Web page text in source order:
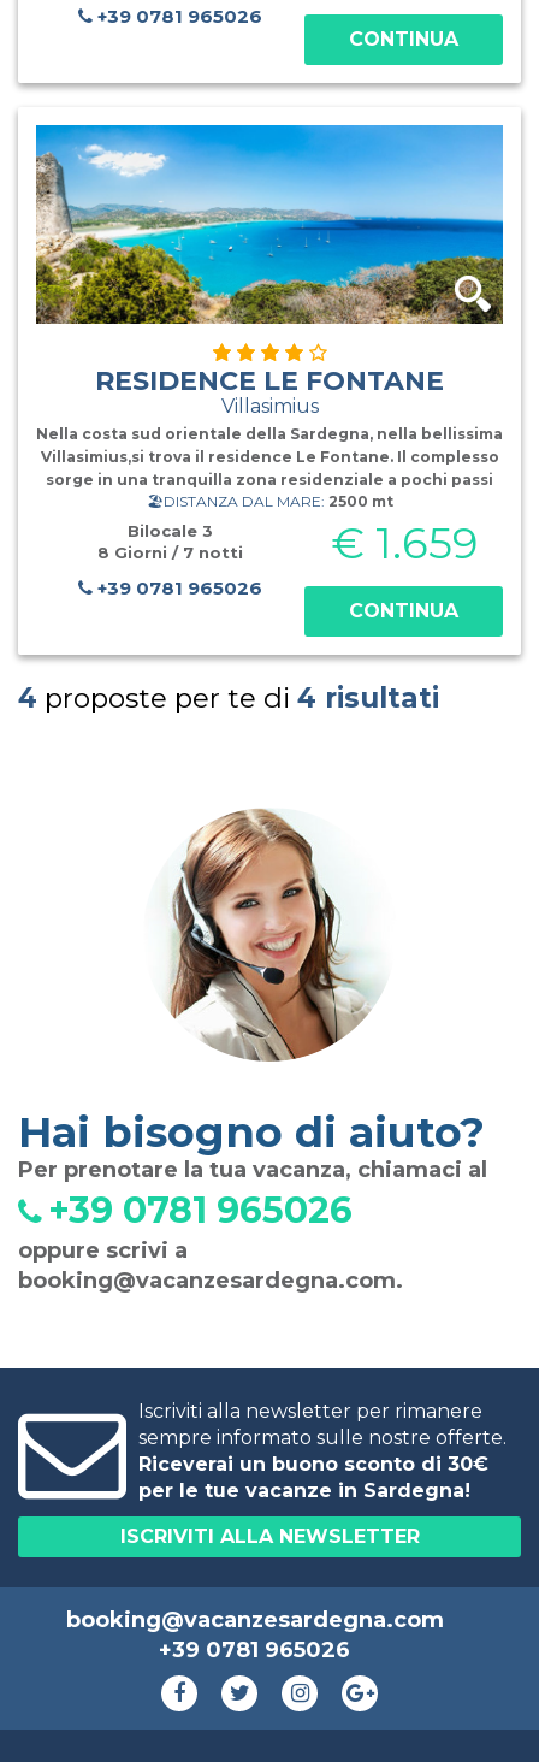
+39 0781 965026
CONTINUA
RESIDENCE LE FONTANE
Villasimius
Nella costa sud orientale della Sardegna, nella bellissima
Villasimius,si trova il residence Le Fontane. Il complesso
sorge in una tranquilla zona residenziale a pochi passi
dal centro del paese che offre diversi servizi come
supermarket, bar, ristoranti e pizzerie. L’
🏖️DISTANZA DAL MARE: 2500 mt
Bilocale 3
8 Giorni / 7 notti
+39 0781 965026
€ 1.659
CONTINUA
4 proposte per te di 4 risultati
Hai bisogno di aiuto?
Per prenotare la tua vacanza, chiamaci al
+39 0781 965026
oppure scrivi a
booking@vacanzesardegna.com.
Iscriviti alla newsletter per rimanere
sempre informato sulle nostre offerte.
Riceverai un buono sconto di 30€
per le tue vacanze in Sardegna!
ISCRIVITI ALLA NEWSLETTER
booking@vacanzesardegna.com
+39 0781 965026